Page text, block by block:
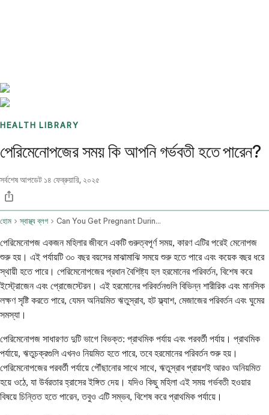
HEALTH LIBRARY
পেরিমেনোপজের সময় কি আপনি গর্ভবতী হতে পারেন?
সর্বশেষ আপডেট ১৪ ফেব্রুয়ারি, ২০২৫
হোম স্বাস্থ্য ব্লগ Can You Get Pregnant During Perimenopause
পেরিমেনোপজ একজন মহিলার জীবনে একটি গুরুত্বপূর্ণ সময়, কারণ এটির পরেই মেনোপজ
শুরু হয়। এই পর্যায়টি ৩০ বছর বয়সের মাঝামাঝি সময়ে শুরু হতে পারে এবং কয়েক বছর ধরে
স্থায়ী হতে পারে। পেরিমেনোপজের প্রধান বৈশিষ্ট্য হল হরমোনের পরিবর্তন, বিশেষ করে
ইস্ট্রোজেন এবং প্রোজেস্টেরন। এই হরমোনের পরিবর্তনগুলি বিভিন্ন শারীরিক এবং মানসিক
লক্ষণ সৃষ্টি করতে পারে, যেমন অনিয়মিত ঋতুস্রাব, হট ফ্ল্যাশ, মেজাজের পরিবর্তন এবং ঘুমের
সমস্যা।
পেরিমেনোপজ সাধারণত দুটি ভাগে বিভক্ত: প্রাথমিক পর্যায় এবং পরবর্তী পর্যায়। প্রাথমিক
পর্যায়ে, ঋতুচক্রগুলি এখনও নিয়মিত হতে পারে, তবে হরমোনের পরিবর্তন শুরু হয়।
পেরিমেনোপজের পরবর্তী পর্যায়ে পৌঁছানোর সাথে সাথে, ঋতুস্রাব প্রায়শই আরও অনিয়মিত
হয়ে ওঠে, যা উর্বরতার হ্রাসের ইঙ্গিত দেয়। যদিও কিছু মহিলা এই সময় গর্ভবতী হওয়ার
বিষয়ে চিন্তিত হতে পারেন, তবুও এটি সম্ভব, বিশেষ করে প্রাথমিক পর্যায়ে।